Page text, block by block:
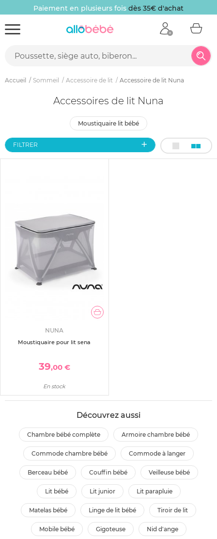
Paiement en plusieurs fois dès 35€ d'achat
Accueil Sommeil Accessoire de lit Accessoire de lit Nuna
Accessoires de lit Nuna
moustiquaire lit bébé
FILTRER
NUNA
Moustiquaire pour lit sena
39,00 €
En stock
Découvrez aussi
chambre bébé complète armoire chambre bébé
commode chambre bébé commode à langer
berceau bébé couffin bébé veilleuse bébé
lit bébé lit junior lit parapluie
matelas bébé linge de lit bébé tiroir de lit
mobile bébé gigoteuse nid d'ange